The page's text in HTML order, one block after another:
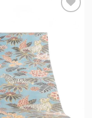
verlanglijst